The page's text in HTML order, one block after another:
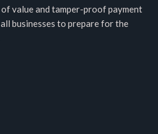
value and tamper-proof payment
businesses to prepare for the